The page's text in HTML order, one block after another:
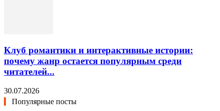
Клуб романтики и интерактивные истории:
почему жанр остается популярным среди
читателей...
30.07.2026
Популярные посты